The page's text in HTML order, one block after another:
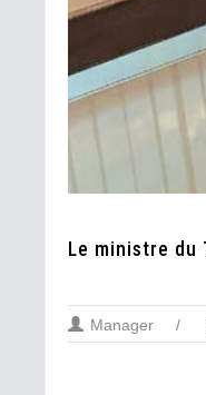
Le ministre du
Manager /